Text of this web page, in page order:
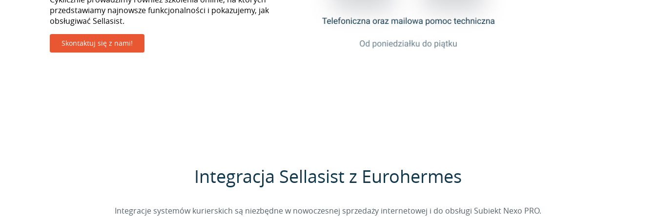
przedstawiamy najnowsze funkcjonalności i pokazujemy, jak
obsługiwać Sellasist.
Skontaktuj się z nami!
Integracja Sellasist z Eurohermes
Integracje systemów kurierskich są niezbędne w nowoczesnej sprzedaży internetowej i do obsługi Subiekt Nexo PRO.